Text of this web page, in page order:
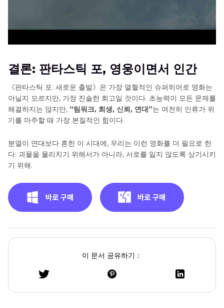
결론: 판타스틱 포, 영웅이면서 인간
《판타스틱 포: 새로운 출발》은 가장 열혈적인 슈퍼히어로 영화는
아닐지 모르지만, 가장 진솔한 회고일 것이다. 초능력이 모든 문제를
해결하지는 않지만, “팀워크, 희생, 신뢰, 연대”는 여전히 인류가 위
기를 마주할 때 가장 본질적인 힘이다.
분열이 연대보다 흔한 이 시대에, 우리는 이런 영화를 더 필요로 한
다: 괴물을 물리치기 위해서가 아니라, 서로를 잃지 않도록 상기시키
기 위해.
이 문서 공유하기：